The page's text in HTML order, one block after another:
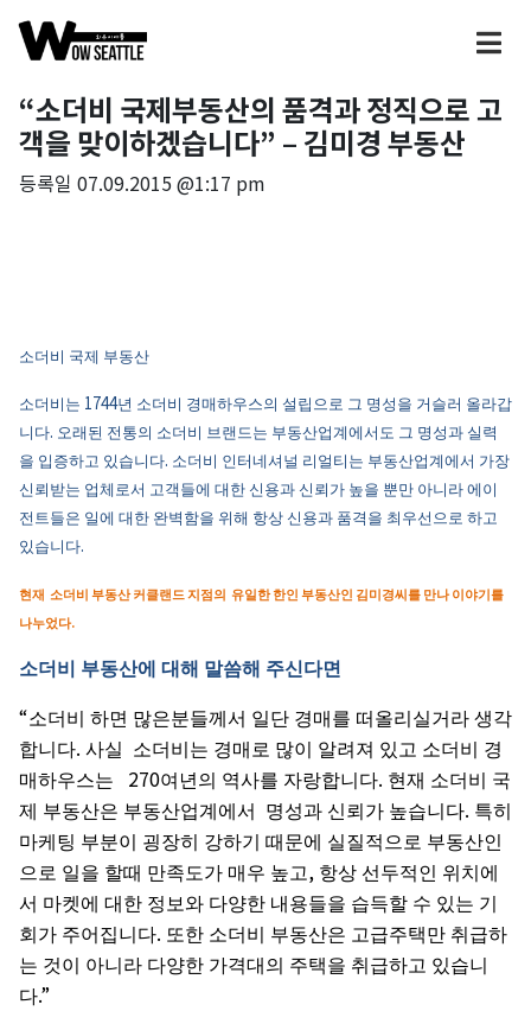
“소더비 국제부동산의 품격과 정직으로 고
객을 맞이하겠습니다” – 김미경 부동산
등록일 07.09.2015 @1:17 pm
소더비 국제 부동산
소더비는 1744년 소더비 경매하우스의 설립으로 그 명성을 거슬러 올라갑
니다. 오래된 전통의 소더비 브랜드는 부동산업계에서도 그 명성과 실력
을 입증하고 있습니다. 소더비 인터네셔널 리얼티는 부동산업계에서 가장
신뢰받는 업체로서 고객들에 대한 신용과 신뢰가 높을 뿐만 아니라 에이
전트들은 일에 대한 완벽함을 위해 항상 신용과 품격을 최우선으로 하고
있습니다.
현재 소더비 부동산 커클랜드 지점의 유일한한인 부동산인 김미경씨를 만나 이야기를
나누었다.
소더비 부동산에 대해 말씀해 주신다면
“소더비 하면 많은분들께서 일단 경매를 떠올리실거라 생각
합니다. 사실 소더비는 경매로 많이 알려져 있고 소더비
경
매하우스는
270여년의 역사를 자랑합니다. 현재 소더비
국
제 부동산은 부동산업계에서 명성과 신뢰가 높습니다. 특히
마케팅 부분이 굉장히 강하기 때문에 실질적으로 부동산인
으로 일을 할때 만족도가 매우 높고, 항상 선두적인 위치에
서 마켓에 대한 정보와 다양한 내용들을 습득할 수 있는 기
회가 주어집니다. 또한 소더비 부동산은 고급주택만 취급하
는 것이 아니라 다양한 가격대의 주택을 취급하고 있습니
다.”